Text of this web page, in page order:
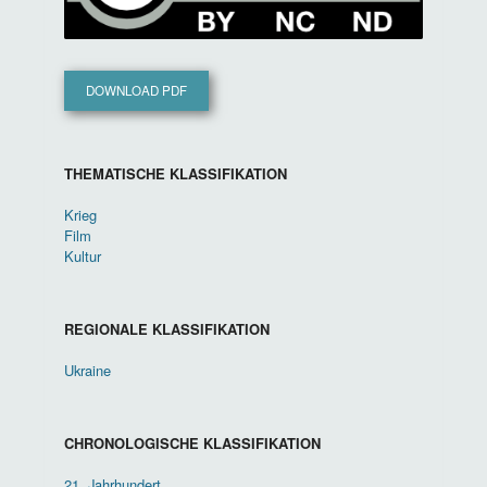
DOWNLOAD PDF
THEMATISCHE KLASSIFIKATION
Krieg
Film
Kultur
REGIONALE KLASSIFIKATION
Ukraine
CHRONOLOGISCHE KLASSIFIKATION